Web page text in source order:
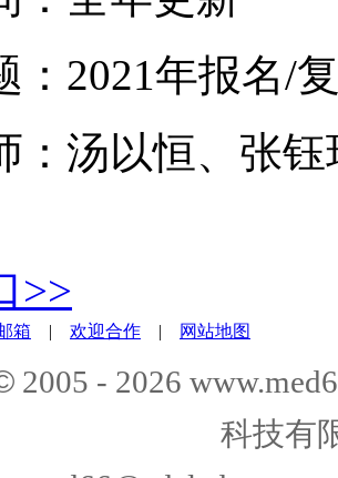
：2021年报名/
：汤以恒、张
>>
箱 欢迎合作 网站地图
2005 - 2026
科技有